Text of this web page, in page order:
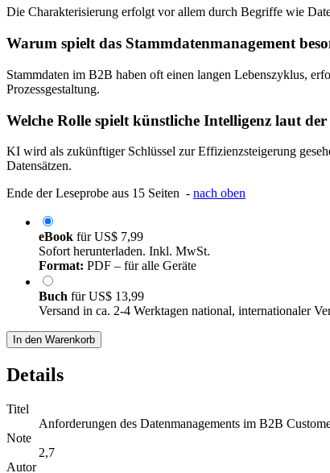
Die Charakterisierung erfolgt vor allem durch Begriffe wie
Warum spielt das Stammdatenmanagement
Stammdaten im B2B haben oft einen langen Lebenszyklus,
Prozessgestaltung.
Welche Rolle spielt künstliche Intelligenz laut
KI wird als zukünftiger Schlüssel zur Effizienzsteigerung
Datensätzen.
Ende der Leseprobe aus 15 Seiten - nach oben
eBook fürUS$ 7,99
Sofort herunterladen. Inkl. MwSt.
Format: PDF – für alle Geräte
Buch fürUS$ 13,99
Versand in ca. 2-4 Werktagen national, internationaler
In den Warenkorb
Details
Titel
Anforderungen des Datenmanagements im B2B
Note
2,7
Autor